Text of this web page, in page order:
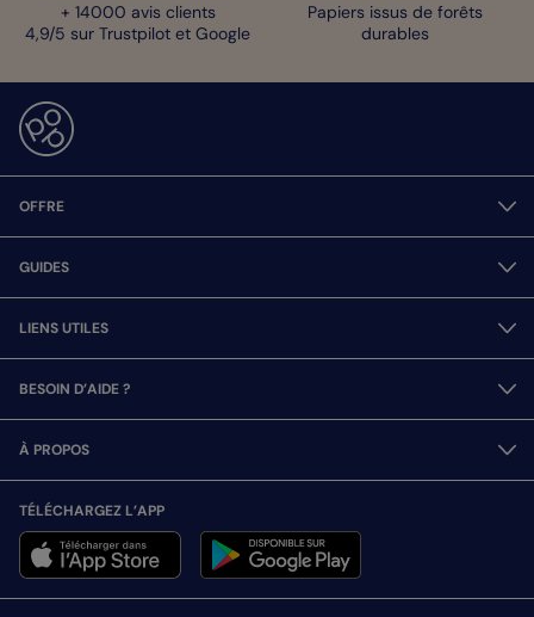
+ 14000 avis clients
4,9/5 sur Trustpilot et Google
Papiers issus de forêts
durables
OFFRE
GUIDES
LIENS UTILES
BESOIN D’AIDE ?
À PROPOS
TÉLÉCHARGEZ L’APP